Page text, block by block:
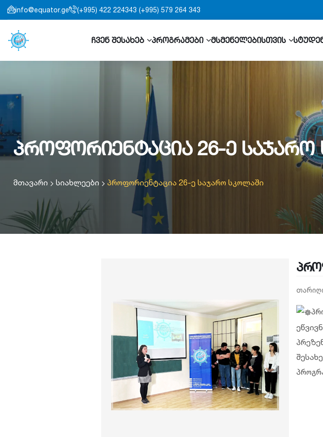
info@equator.ge (+995) 422 224343 (+995) 579 264 343
ჩვენ შესახებ პროგრამები მსმენელებისთვის
პროფორიენტაცია 26-ე
მთავარი სიახლეები პროფორიენტაცია 26-ე საჯარო სკოლაში